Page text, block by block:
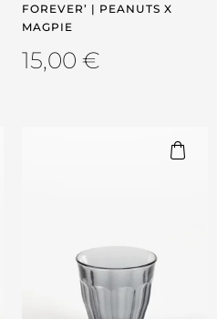
FOREVER’ | PEANUTS X
MAGPIE
15,00 €